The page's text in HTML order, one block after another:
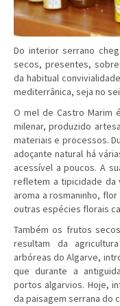
Do interior serrano
secos, presentes,
da habitual
mediterrânica, seja no
O mel de Castro Marim
milenar, produzido
materiais e processos.
adoçante natural há
acessível a poucos. A
refletem a tipicidade da
aroma a rosmaninho,
outras espécies florais
Também os frutos
resultam da
arbóreas do Algarve,
que durante a
portos algarvios. Hoje,
da paisagem serrana do